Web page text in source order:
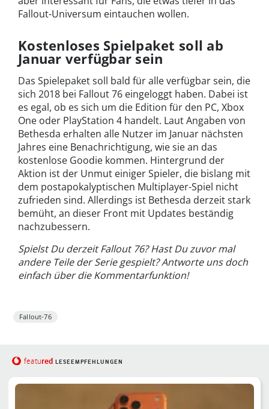
Fallout-Universum eintauchen wollen.
Kostenloses Spielpaket soll ab
Januar verfügbar sein
Das Spielepaket soll bald für alle verfügbar sein, die
sich 2018 bei Fallout 76 eingeloggt haben. Dabei ist
es egal, ob es sich um die Edition für den PC, Xbox
One oder PlayStation 4 handelt. Laut Angaben von
Bethesda erhalten alle Nutzer im Januar nächsten
Jahres eine Benachrichtigung, wie sie an das
kostenlose Goodie kommen. Hintergrund der
Aktion ist der Unmut einiger Spieler, die bislang mit
dem postapokalyptischen Multiplayer-Spiel nicht
zufrieden sind. Allerdings ist Bethesda derzeit stark
bemüht, an dieser Front mit Updates beständig
nachzubessern.
Spielst Du derzeit Fallout 76? Hast Du zuvor mal
andere Teile der Serie gespielt? Antworte uns doch
einfach über die Kommentarfunktion!
Fallout-76
featured LESEEMPFEHLUNGEN